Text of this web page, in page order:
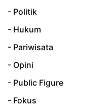
- Politik
- Hukum
- Pariwisata
- Opini
- Public Figure
- Fokus